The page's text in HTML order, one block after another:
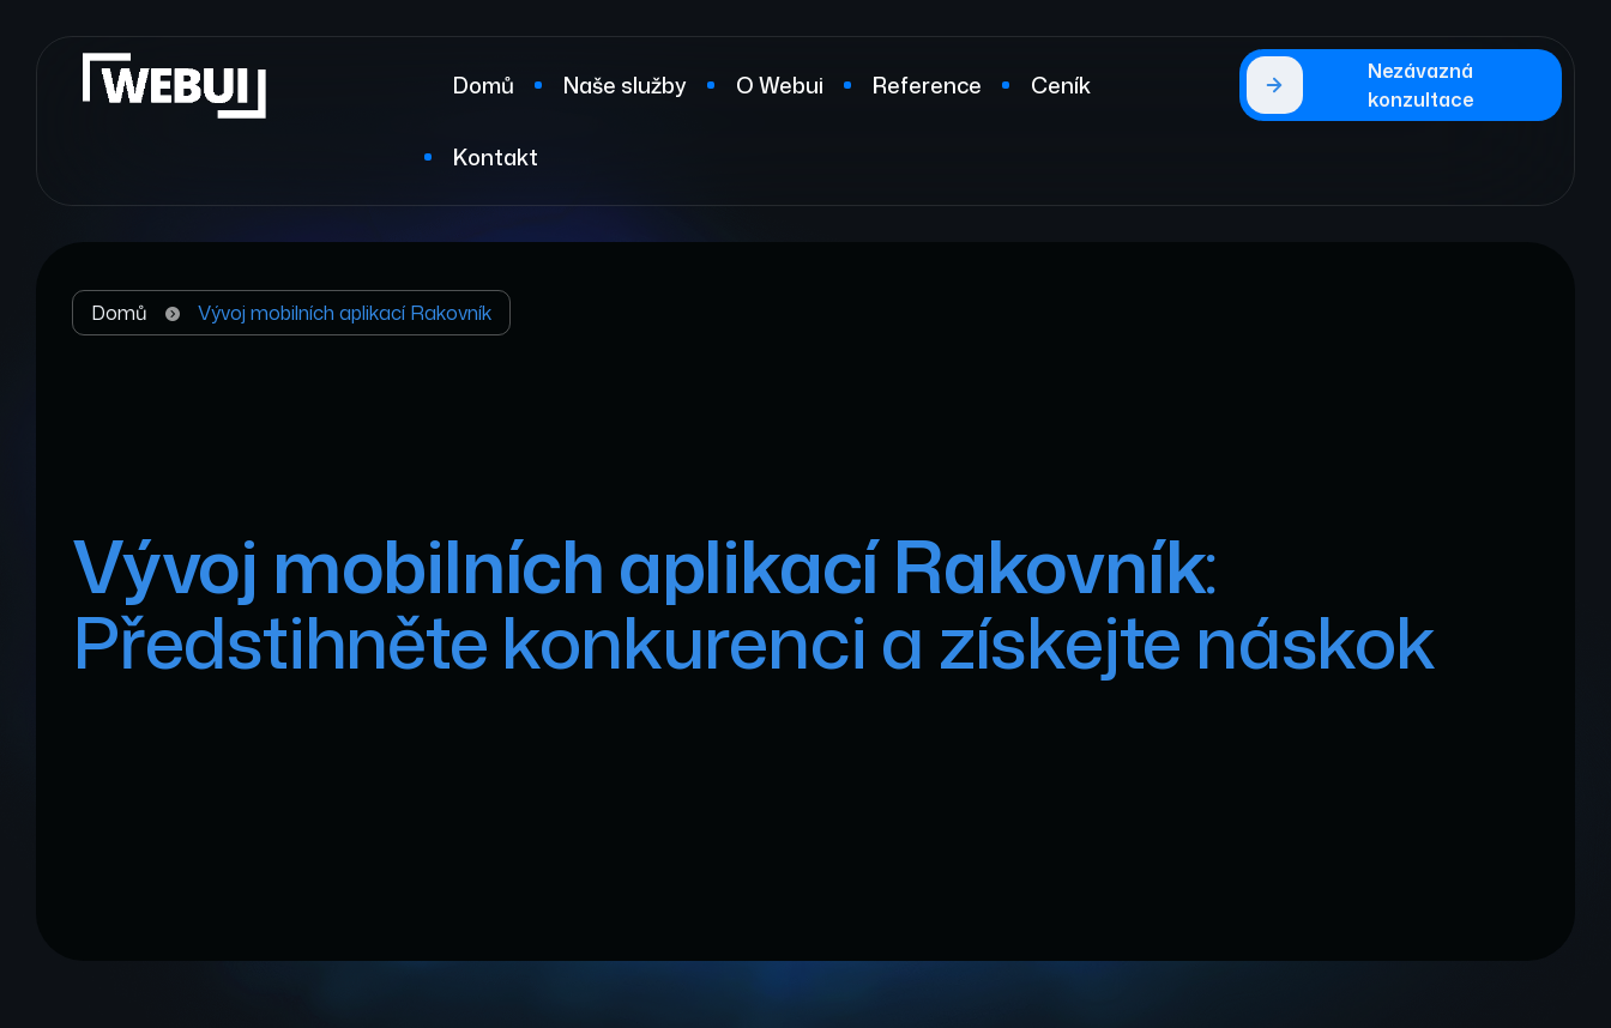
Domů Naše služby O Webui Reference Ceník
Kontakt
Nezávazná
konzultace
Domů Vývoj mobilních aplikací Rakovník
Vývoj mobilních aplikací Rakovník:
Předstihněte konkurenci a získejte náskok